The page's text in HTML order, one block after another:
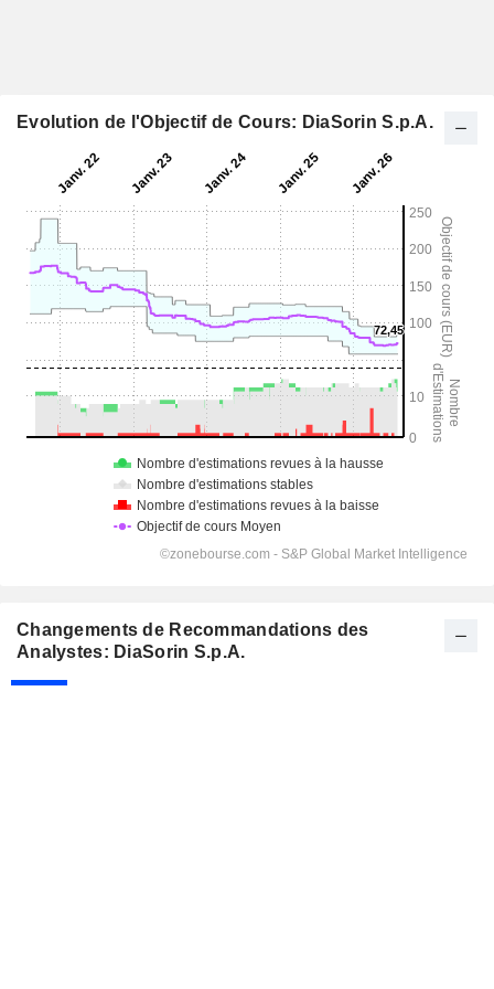
Evolution de l'Objectif de Cours: DiaSorin S.p.A.
Changements de Recommandations des
Analystes: DiaSorin S.p.A.